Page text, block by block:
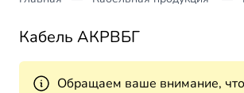
Кабель АКРВБГ
Обращаем ваше внимание,